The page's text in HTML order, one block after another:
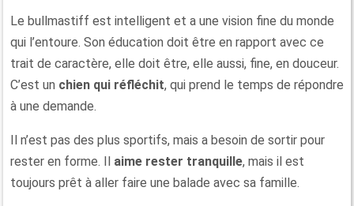
Le bullmastiff est intelligent et a une vision fine du monde
qui l’entoure. Son éducation doit être en rapport avec ce
trait de caractère, elle doit être, elle aussi, fine, en douceur.
C’est un chien qui réfléchit, qui prend le temps de répondre
à une demande.
Il n’est pas des plus sportifs, mais a besoin de sortir pour
rester en forme. Il aime rester tranquille, mais il est
toujours prêt à aller faire une balade avec sa famille.